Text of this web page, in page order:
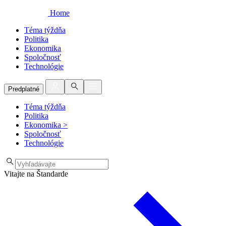
Home
Téma týždňa
Politika
Ekonomika
Spoločnosť
Technológie
Predplatné
Téma týždňa
Politika
Ekonomika >
Spoločnosť
Technológie
Vitajte na Štandarde